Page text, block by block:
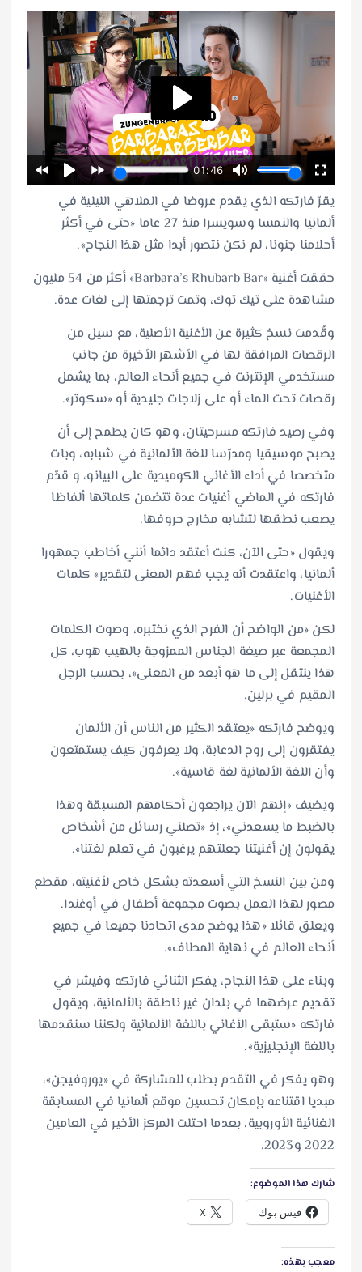
يقرّ فارتكه الذي يقدم عروضا في الملاهي الليلية في
ألمانيا والنمسا وسويسرا منذ 27 عاما «حتى في أكثر
أحلامنا جنونا، لم نكن نتصور أبدا مثل هذا النجاح».
حققت أغنية «Barbara’s Rhubarb Bar» أكثر من 54 مليون
مشاهدة على تيك توك، وتمت ترجمتها إلى لغات عدة.
وقُدمت نسخ كثيرة عن الأغنية الأصلية، مع سيل من
الرقصات المرافقة لها في الأشهر الأخيرة من جانب
مستخدمي الإنترنت في جميع أنحاء العالم، بما يشمل
رقصات تحت الماء أو على زلاجات جليدية أو «سكوتر».
وفي رصيد فارتكه مسرحيتان، وهو كان يطمح إلى أن
يصبح موسيقيا ومدرّسا للغة الألمانية في شبابه، وبات
متخصصا في أداء الأغاني الكوميدية على البيانو، و قدّم
فارتكه في الماضي أغنيات عدة تتضمن كلماتها ألفاظا
يصعب نطقها لتشابه مخارج حروفها.
ويقول «حتى الآن، كنت أعتقد دائما أنني أخاطب جمهورا
ألمانيا، واعتقدت أنه يجب فهم المعنى لتقدير» كلمات
الأغنيات.
لكن «من الواضح أن الفرح الذي نختبره، وصوت الكلمات
المجمعة عبر صيغة الجناس الممزوجة بالهيب هوب، كل
هذا ينتقل إلى ما هو أبعد من المعنى»، بحسب الرجل
المقيم في برلين.
ويوضح فارتكه «يعتقد الكثير من الناس أن الألمان
يفتقرون إلى روح الدعابة، ولا يعرفون كيف يستمتعون
وأن اللغة الألمانية لغة قاسية».
ويضيف «إنهم الآن يراجعون أحكامهم المسبقة وهذا
بالضبط ما يسعدني»، إذ «تصلني رسائل من أشخاص
يقولون إن أغنيتنا جعلتهم يرغبون في تعلم لغتنا».
ومن بين النسخ التي أسعدته بشكل خاص لأغنيته، مقطع
مصور لهذا العمل بصوت مجموعة أطفال في أوغندا.
ويعلق قائلا «هذا يوضح مدى اتحادنا جميعا في جميع
أنحاء العالم في نهاية المطاف».
وبناء على هذا النجاح، يفكر الثنائي فارتكه وفيشر في
تقديم عرضهما في بلدان غير ناطقة بالألمانية، ويقول
فارتكه «ستبقى الأغاني باللغة الألمانية ولكننا سنقدمها
باللغة الإنجليزية».
وهو يفكر في التقدم بطلب للمشاركة في «يوروفيجن»،
مبديا اقتناعه بإمكان تحسين موقع ألمانيا في المسابقة
الغنائية الأوروبية، بعدما احتلت المركز الأخير في العامين
2022 و2023.
شارك هذا الموضوع:
فيس بوك X
معجب بهذه: